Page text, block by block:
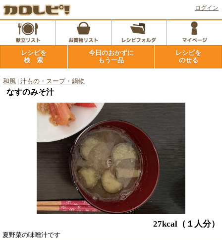
ログイン
レシピを
検 索
今日のおかずに
もう一品
レシピを
のせる
和風 汁もの・スープ・鍋物
なすのみそ汁
27kcal （１人分）
夏野菜の味噌汁です